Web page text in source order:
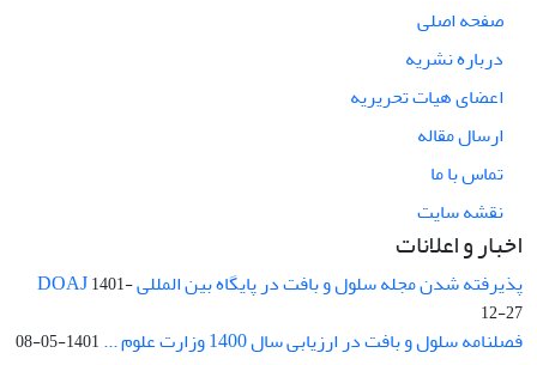
صفحه اصلی
درباره نشریه
اعضای هیات تحریریه
ارسال مقاله
تماس با ما
نقشه سایت
اخبار و اعلانات
پذیرفته شدن مجله سلول و بافت در پایگاه بین المللی DOAJ1401-
12-27
فصلنامه سلول و بافت در ارزیابی سال 1400 وزارت علوم ... 1401-05-08